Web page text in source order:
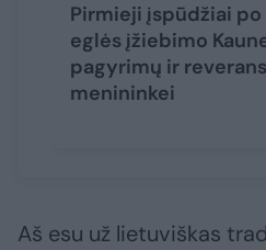
Pirmieji įspūdžiai po
eglės įžiebimo
pagyrimų ir
menininkei
Aš esu už lietuviškas